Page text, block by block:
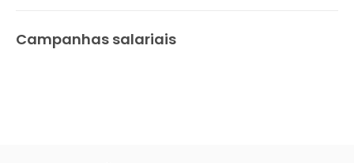
Campanhas salariais